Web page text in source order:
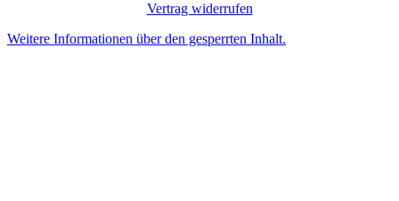
Vertrag widerrufen
Weitere Informationen über den gesperrten Inhalt.